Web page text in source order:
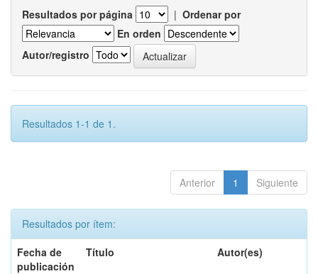
Resultados por página | Ordenar por
En orden
Autor/registro
Resultados 1-1 de 1.
Anterior 1 Siguiente
Resultados por ítem:
Fecha de
publicación
Título Autor(es)